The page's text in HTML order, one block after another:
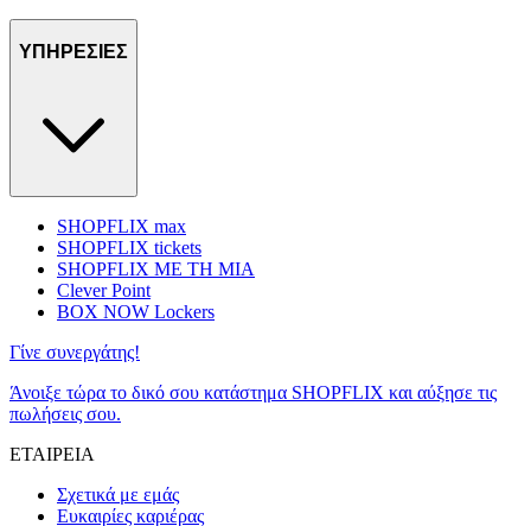
ΥΠΗΡΕΣΙΕΣ
SHOPFLIX max
SHOPFLIX tickets
SHOPFLIX ΜΕ ΤΗ ΜΙΑ
Clever Point
BOX NOW Lockers
Γίνε συνεργάτης!
Άνοιξε τώρα το δικό σου κατάστημα SHOPFLIX και αύξησε τις
πωλήσεις σου.
ΕΤΑΙΡΕΙΑ
Σχετικά με εμάς
Ευκαιρίες καριέρας